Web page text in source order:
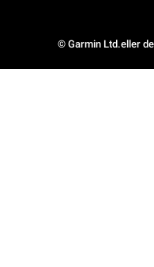
© Garmin Ltd.eller